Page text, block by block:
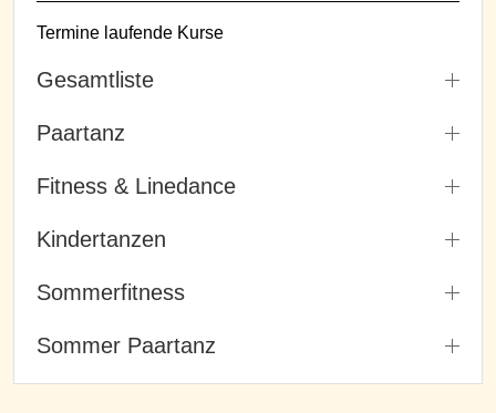
Termine laufende Kurse
Gesamtliste
Paartanz
Fitness & Linedance
Kindertanzen
Sommerfitness
Sommer Paartanz